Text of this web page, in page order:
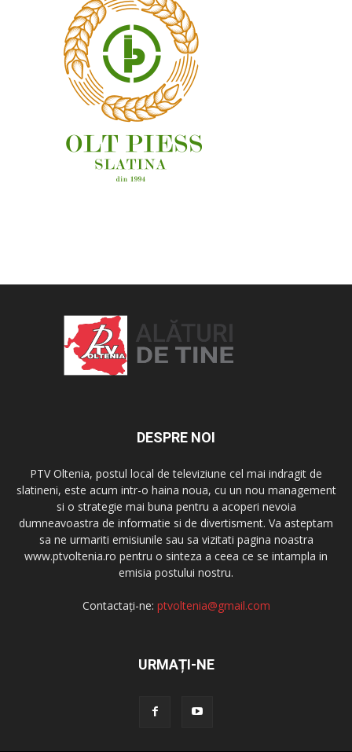
DESPRE NOI
PTV Oltenia, postul local de televiziune cel mai indragit de
slatineni, este acum intr-o haina noua, cu un nou management
si o strategie mai buna pentru a acoperi nevoia
dumneavoastra de informatie si de divertisment. Va asteptam
sa ne urmariti emisiunile sau sa vizitati pagina noastra
www.ptvoltenia.ro pentru o sinteza a ceea ce se intampla in
emisia postului nostru.
Contactați-ne: ptvoltenia@gmail.com
URMAȚI-NE